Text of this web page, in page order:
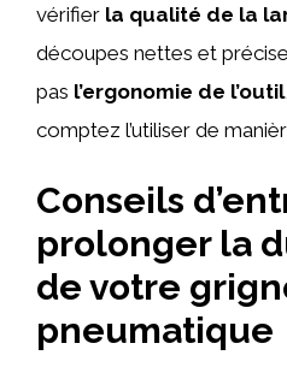
vérifier la qualité de la
découpes nettes et
pas l’ergonomie de l’outil
comptez l’utiliser de
Conseils
prolonger la
de votre
pneumatique